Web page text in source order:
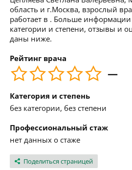
область и г.Москва, взрослый
работает в . Больше
категории и степени, отзывы и
даны ниже.
Рейтинг врача
—
Категория и степень
без категории, без степени
Профессиональный стаж
нет данных о стаже
Поделиться страницей